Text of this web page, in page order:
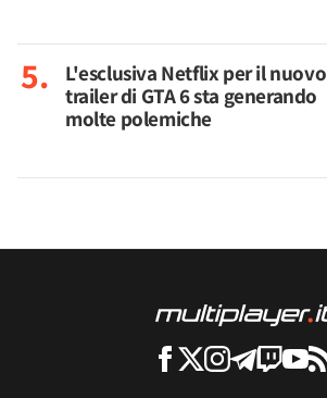
L'esclusiva Netflix per il nuovo
trailer di GTA 6 sta generando
molte polemiche